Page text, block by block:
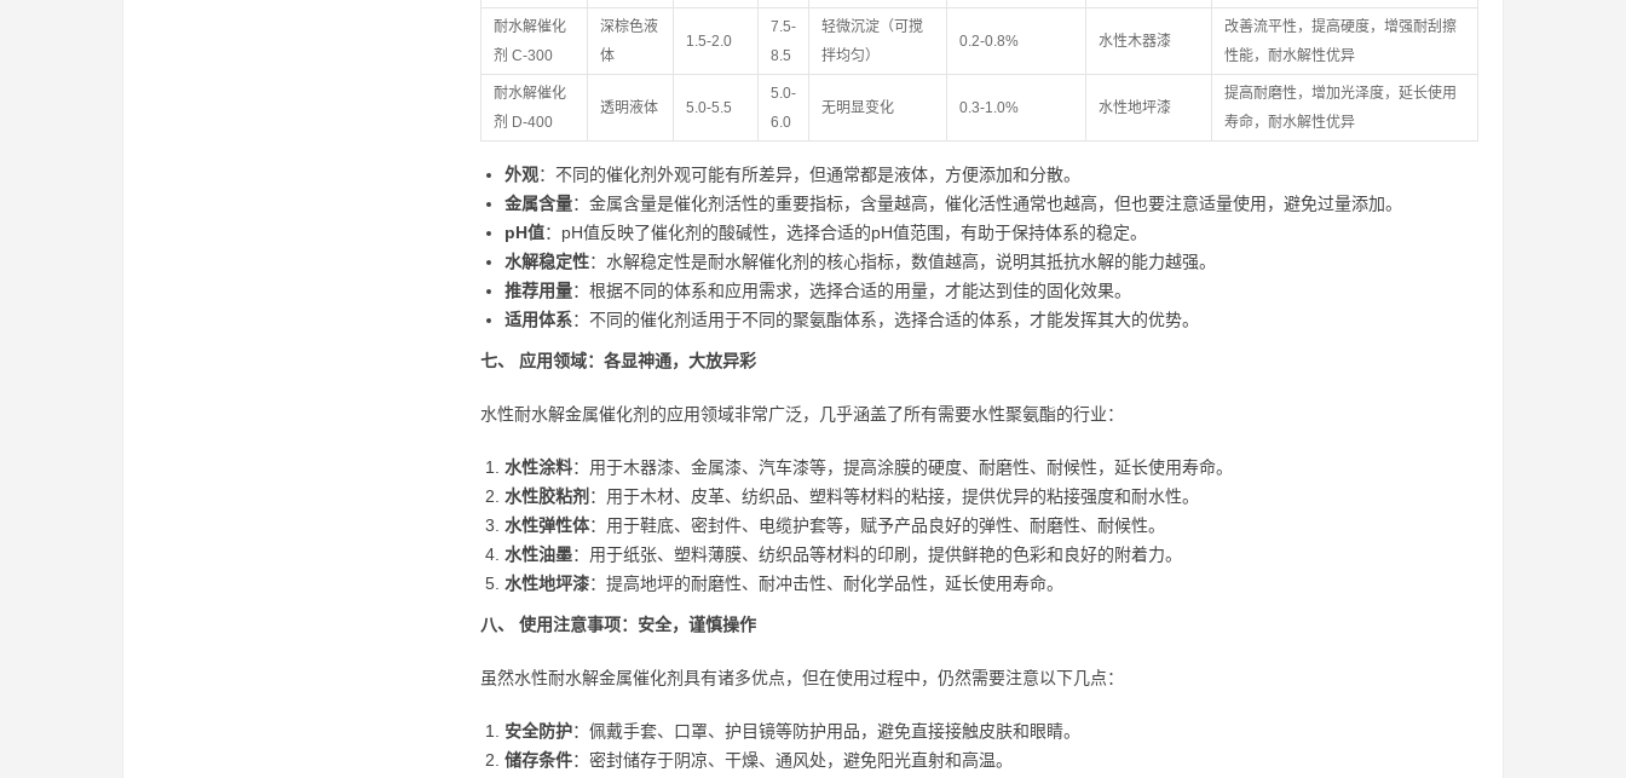
耐水解催化
剂 C-300
深棕色液
体
1.5-2.0
7.5-
8.5
轻微沉淀（可搅
拌均匀）
0.2-0.8% 水性木器漆
改善流平性，提高硬度，增强耐刮擦
性能，耐水解性优异
耐水解催化
剂 D-400
透明液体 5.0-5.5
5.0-
6.0
无明显变化 0.3-1.0% 水性地坪漆
提高耐磨性，增加光泽度，延长使用
寿命，耐水解性优异
外观：不同的催化剂外观可能有所差异，但通常都是液体，方便添加和分散。
金属含量：金属含量是催化剂活性的重要指标，含量越高，催化活性通常也越高，但也要注意适量使用，避免过量添加。
pH值：pH值反映了催化剂的酸碱性，选择合适的pH值范围，有助于保持体系的稳定。
水解稳定性：水解稳定性是耐水解催化剂的核心指标，数值越高，说明其抵抗水解的能力越强。
推荐用量：根据不同的体系和应用需求，选择合适的用量，才能达到佳的固化效果。
适用体系：不同的催化剂适用于不同的聚氨酯体系，选择合适的体系，才能发挥其大的优势。
七、 应用领域：各显神通，大放异彩
水性耐水解金属催化剂的应用领域非常广泛，几乎涵盖了所有需要水性聚氨酯的行业：
水性涂料：用于木器漆、金属漆、汽车漆等，提高涂膜的硬度、耐磨性、耐候性，延长使用寿命。
水性胶粘剂 ：用于木材、皮革、纺织品、塑料等材料的粘接，提供优异的粘接强度和耐水性。
水性弹性体：用于鞋底、密封件、电缆护套等，赋予产品良好的弹性、耐磨性、耐候性。
水性油墨：用于纸张、塑料薄膜、纺织品等材料的印刷，提供鲜艳的色彩和良好的附着力。
水性地坪漆：提高地坪的耐磨性、耐冲击性、耐化学品性，延长使用寿命。
八、 使用注意事项：安全，谨慎操作
虽然水性耐水解金属催化剂具有诸多优点，但在使用过程中，仍然需要注意以下几点：
安全防护：佩戴手套、口罩、护目镜等防护用品，避免直接接触皮肤和眼睛。
储存条件：密封储存于阴凉、干燥、通风处，避免阳光直射和高温。